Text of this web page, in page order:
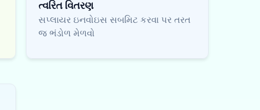
ત્વરિત વિતરણ
સપ્લાયર ઇનવોઇસ સબમિટ કરવા પર તરત
જ ભંડોળ મેળવો